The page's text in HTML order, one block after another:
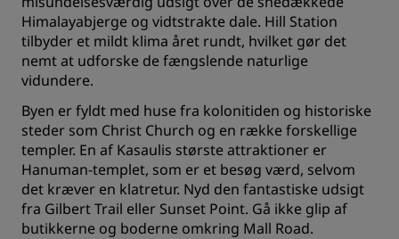
Himalayabjerge og vidtstrakte dale. Hill Station
tilbyder et mildt klima året rundt, hvilket gør det
nemt at udforske de fængslende naturlige
vidundere.
Byen er fyldt med huse fra kolonitiden og historiske
steder som Christ Church og en række forskellige
templer. En af Kasaulis største attraktioner er
Hanuman-templet, som er et besøg værd, selvom
det kræver en klatretur. Nyd den fantastiske udsigt
fra Gilbert Trail eller Sunset Point. Gå ikke glip af
butikkerne og boderne omkring Mall Road.